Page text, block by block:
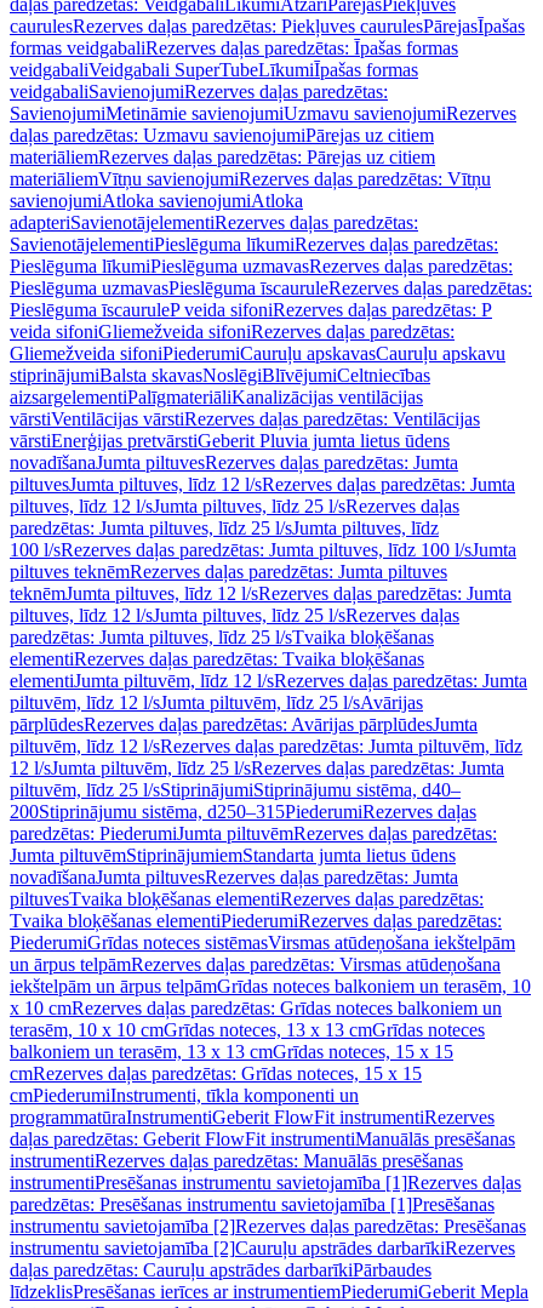
daļas paredzētas: Veidgabali LīkumiAtzari PārejasPiekļuves
caurulesRezerves daļas paredzētas: Piekļuves caurulesPārejasĪpašas
formas veidgabaliRezerves daļas paredzētas: Īpašas formas
veidgabaliVeidgabali SuperTubeLīkumiĪpašas formas
veidgabaliSavienojumiRezerves daļas paredzētas:
SavienojumiMetināmie savienojumiUzmavu savienojumiRezerves
daļas paredzētas: Uzmavu savienojumiPārejas uz citiem
materiāliemRezerves daļas paredzētas: Pārejas uz citiem
materiāliemVītņu savienojumiRezerves daļas paredzētas: Vītņu
savienojumiAtloka savienojumiAtloka
adapteriSavienotājelementiRezerves daļas paredzētas:
SavienotājelementiPieslēguma līkumiRezerves daļas paredzētas:
Pieslēguma līkumiPieslēguma uzmavasRezerves daļas paredzētas:
Pieslēguma uzmavasPieslēguma īscauruleRezerves daļas paredzētas:
Pieslēguma īscauruleP veida sifoniRezerves daļas paredzētas: P
veida sifoniGliemežveida sifoniRezerves daļas paredzētas:
Gliemežveida sifoniPiederumiCauruļu apskavasCauruļu apskavu
stiprinājumiBalsta skavasNoslēgiBlīvējumiCeltniecības
aizsargelementiPalīgmateriāliKanalizācijas ventilācijas
vārstiVentilācijas vārstiRezerves daļas paredzētas: Ventilācijas
vārstiEnerģijas pretvārstiGeberit Pluvia jumta lietus ūdens
novadīšanaJumta piltuvesRezerves daļas paredzētas: Jumta
piltuvesJumta piltuves, līdz 12 l/sRezerves daļas paredzētas: Jumta
piltuves, līdz 12 l/sJumta piltuves, līdz 25 l/sRezerves daļas
paredzētas: Jumta piltuves, līdz 25 l/sJumta piltuves, līdz
100 l/sRezerves daļas paredzētas: Jumta piltuves, līdz 100 l/sJumta
piltuves teknēmRezerves daļas paredzētas: Jumta piltuves
teknēmJumta piltuves, līdz 12 l/sRezerves daļas paredzētas: Jumta
piltuves, līdz 12 l/sJumta piltuves, līdz 25 l/sRezerves daļas
paredzētas: Jumta piltuves, līdz 25 l/sTvaika bloķēšanas
elementiRezerves daļas paredzētas: Tvaika bloķēšanas
elementiJumta piltuvēm, līdz 12 l/sRezerves daļas paredzētas: Jumta
piltuvēm, līdz 12 l/sJumta piltuvēm, līdz 25 l/sAvārijas
pārplūdesRezerves daļas paredzētas: Avārijas pārplūdesJumta
piltuvēm, līdz 12 l/sRezerves daļas paredzētas: Jumta piltuvēm, līdz
12 l/sJumta piltuvēm, līdz 25 l/sRezerves daļas paredzētas: Jumta
piltuvēm, līdz 25 l/sStiprinājumiStiprinājumu sistēma, d40–
200Stiprinājumu sistēma, d250–315PiederumiRezerves daļas
paredzētas: PiederumiJumta piltuvēmRezerves daļas paredzētas:
Jumta piltuvēmStiprinājumiemStandarta jumta lietus ūdens
novadīšanaJumta piltuvesRezerves daļas paredzētas: Jumta
piltuvesTvaika bloķēšanas elementiRezerves daļas paredzētas:
Tvaika bloķēšanas elementiPiederumiRezerves daļas paredzētas:
PiederumiGrīdas noteces sistēmasVirsmas atūdeņošana iekštelpām
un ārpus telpāmRezerves daļas paredzētas: Virsmas atūdeņošana
iekštelpām un ārpus telpāmGrīdas noteces balkoniem un terasēm, 10
x 10 cmRezerves daļas paredzētas: Grīdas noteces balkoniem un
terasēm, 10 x 10 cmGrīdas noteces, 13 x 13 cmGrīdas noteces
balkoniem un terasēm, 13 x 13 cmGrīdas noteces, 15 x 15
cmRezerves daļas paredzētas: Grīdas noteces, 15 x 15
cmPiederumiInstrumenti, tīkla komponenti un
programmatūraInstrumentiGeberit FlowFit instrumentiRezerves
daļas paredzētas: Geberit FlowFit instrumentiManuālās presēšanas
instrumentiRezerves daļas paredzētas: Manuālās presēšanas
instrumentiPresēšanas instrumentu savietojamība [1]Rezerves daļas
paredzētas: Presēšanas instrumentu savietojamība [1]Presēšanas
instrumentu savietojamība [2]Rezerves daļas paredzētas: Presēšanas
instrumentu savietojamība [2]Cauruļu apstrādes darbarīkiRezerves
daļas paredzētas: Cauruļu apstrādes darbarīkiPārbaudes
līdzeklisPresēšanas ierīces ar instrumentiemPiederumiGeberit Mepla